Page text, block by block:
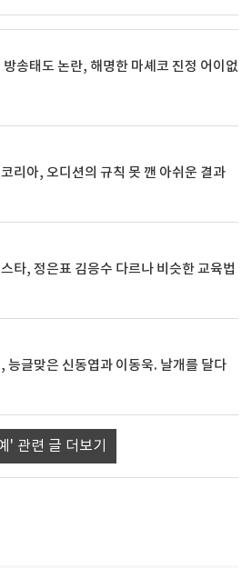
방송태도 논란, 해명한 마셰코 진정 어이없
리아, 오디션의 규칙 못 깬 아쉬운 결과
타, 정은표 김응수 다르나 비슷한 교육법
능글맞은 신동엽과 이동욱. 날개를 달다
' 관련 글 더보기